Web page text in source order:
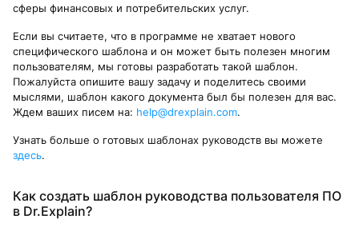
сферы финансовых и потребительских услуг.
Если вы считаете, что в программе не хватает нового
специфического шаблона и он может быть полезен многим
пользователям, мы готовы разработать такой шаблон.
Пожалуйста опишите вашу задачу и поделитесь своими
мыслями, шаблон какого документа был бы полезен для вас.
Ждем ваших писем на: help@drexplain.com.
Узнать больше о готовых шаблонах руководств вы можете
здесь.
Как создать шаблон руководства пользователя ПО
в Dr.Explain?